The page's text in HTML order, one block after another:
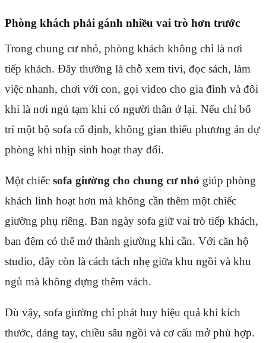
Phòng khách phải gánh nhiều vai trò hơn trước
Trong chung cư nhỏ, phòng khách không chỉ là nơi
tiếp khách. Đây thường là chỗ xem tivi, đọc sách, làm
việc nhanh, chơi với con, gọi video cho gia đình và đôi
khi là nơi ngủ tạm khi có người thân ở lại. Nếu chỉ bố
trí một bộ sofa cố định, không gian thiếu phương án dự
phòng khi nhịp sinh hoạt thay đổi.
Một chiếc sofa giường cho chung cư nhỏ giúp phòng
khách linh hoạt hơn mà không cần thêm một chiếc
giường phụ riêng. Ban ngày sofa giữ vai trò tiếp khách,
ban đêm có thể mở thành giường khi cần. Với căn hộ
studio, đây còn là cách tách nhẹ giữa khu ngồi và khu
ngủ mà không dựng thêm vách.
Dù vậy, sofa giường chỉ phát huy hiệu quả khi kích
thước, dáng tay, chiều sâu ngồi và cơ cấu mở phù hợp.